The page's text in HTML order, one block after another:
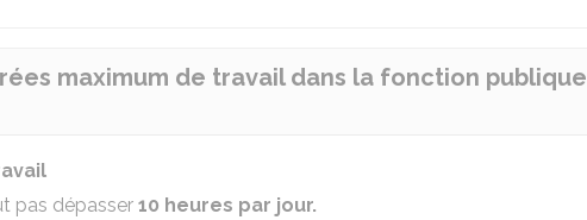
maximum de travail dans la fonction publique
pas dépasser 10 heures par jour.